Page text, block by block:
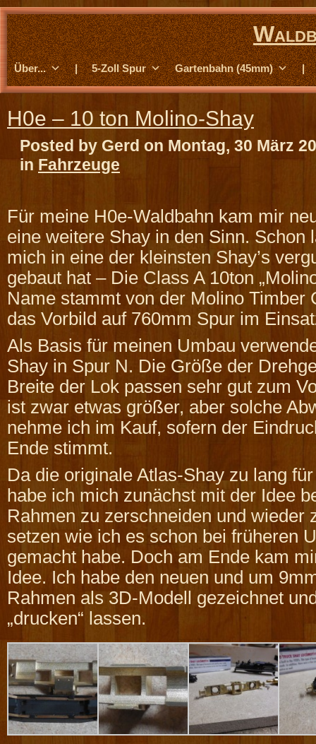
Über... | 5-Zoll Spur Gartenbahn (45mm) |
H0e – 10 ton Molino-Shay
Posted by Gerd on Montag, 30 März
in Fahrzeuge
Für meine H0e-Waldbahn kam mir
eine weitere Shay in den Sinn. Schon
mich in eine der kleinsten Shay’s
gebaut hat – Die Class A 10ton
Name stammt von der Molino Timber
das Vorbild auf 760mm Spur im
Als Basis für meinen Umbau
Shay in Spur N. Die Größe der
Breite der Lok passen sehr gut zum
ist zwar etwas größer, aber solche
nehme ich im Kauf, sofern der
Ende stimmt.
Da die originale Atlas-Shay zu lang
habe ich mich zunächst mit der Idee
Rahmen zu zerschneiden und wieder
setzen wie ich es schon bei früheren
gemacht habe. Doch am Ende kam
Idee. Ich habe den neuen und um
Rahmen als 3D-Modell gezeichnet
„drucken“ lassen.